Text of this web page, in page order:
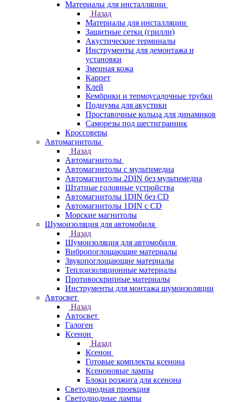
Материалы для инсталляции
Назад
Материалы для инсталляции
Защитные сетки (грилли)
Акустические терминалы
Инструменты для демонтажа и
установки
Змеиная кожа
Карпет
Клей
Кембрики и термоусадочные трубки
Подиумы для акустики
Проставочные кольца для динамиков
Саморезы под шестигранник
Кроссоверы
Автомагнитолы
Назад
Автомагнитолы
Автомагнитолы с мультимедиа
Автомагнитолы 2DIN без мультимедиа
Штатные головные устройства
Автомагнитолы 1DIN без CD
Автомагнитолы 1DIN с CD
Морские магнитолы
Шумоизоляция для автомобиля
Назад
Шумоизоляция для автомобиля
Вибропоглощающие материалы
Звукопоглощающие материалы
Теплоизоляционные материалы
Противоскрипные материалы
Инструменты для монтажа шумоизоляции
Автосвет
Назад
Автосвет
Галоген
Ксенон
Назад
Ксенон
Готовые комплекты ксенона
Ксеноновые лампы
Блоки розжига для ксенона
Светодиодная проекция
Светодиодные лампы